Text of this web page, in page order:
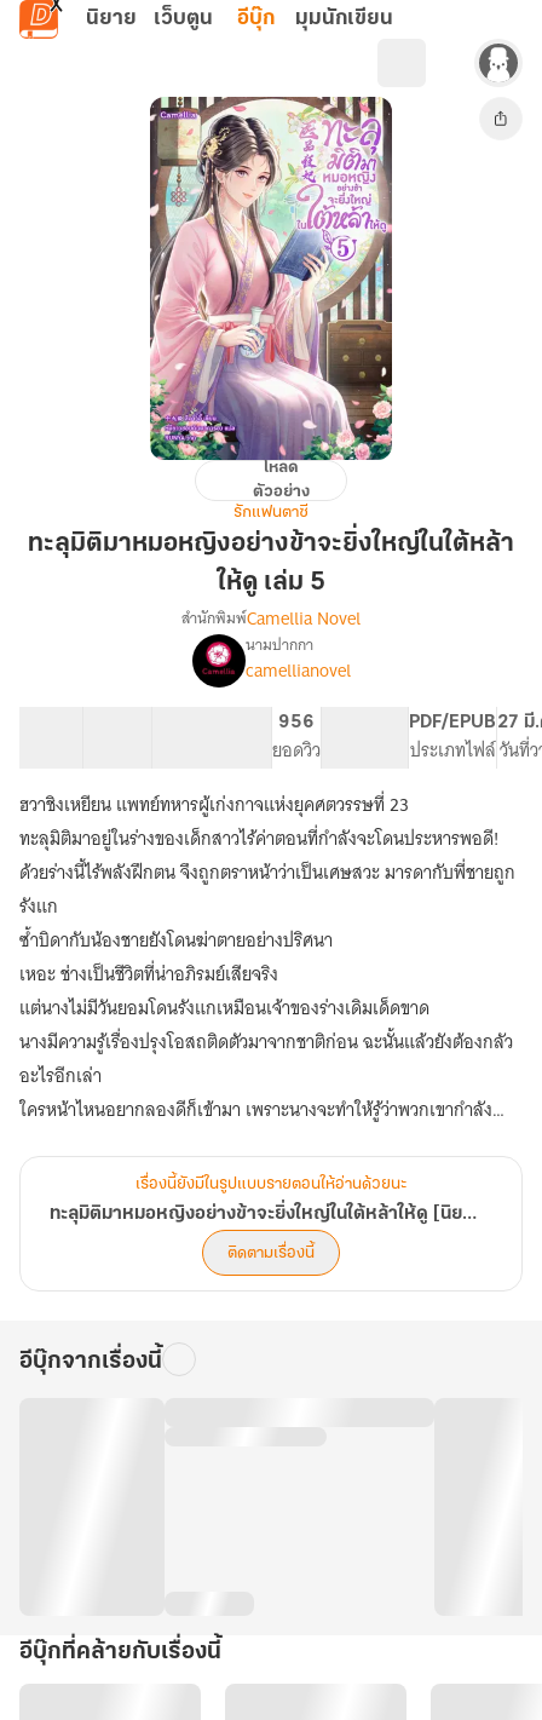
ข้ามไปยังเนื้อหาหลัก
นิยาย เว็บตูน อีบุ๊ก มุมนักเขียน
มา
อย่าง
ยิ่ง
ใน
ใต้
ให้
ดู
5
โหลด
ตัวอย่าง
รักแฟนตาซี
ทะลุมิติมาหมอหญิงอย่างข้าจะยิ่งใหญ่ในใต้หล้า
ให้ดู เล่ม 5
เรื่อง
ทะลุ
มิติ
มา
หมอ
หญิง
อย่าง
ข้า
จะ
ยิ่ง
ใต้
หล้า
ให้
ดู
[นิยาย
สำนักพิมพ์Camellia Novel
นามปากกา
camellianovel
956
ยอดวิว
PDF/EPUB
ประเภทไฟล์
27 มี
วันที่
ฮวาชิงเหยียน แพทย์ทหารผู้เก่งกาจแห่งยุคศตวรรษที่ 23
ทะลุมิติมาอยู่ในร่างของเด็กสาวไร้ค่าตอนที่กำลังจะโดนประหารพอดี!
ด้วยร่างนี้ไร้พลังฝึกตน จึงถูกตราหน้าว่าเป็นเศษสวะ มารดากับพี่ชายถูก
รังแก
ซ้ำบิดากับน้องชายยังโดนฆ่าตายอย่างปริศนา
เหอะ ช่างเป็นชีวิตที่น่าอภิรมย์เสียจริง
แต่นางไม่มีวันยอมโดนรังแกเหมือนเจ้าของร่างเดิมเด็ดขาด
นางมีความรู้เรื่องปรุงโอสถติดตัวมาจากชาติก่อน ฉะนั้นแล้วยังต้องกลัว
อะไรอีกเล่า
ใครหน้าไหนอยากลองดีก็เข้ามา เพราะนางจะทำให้รู้ว่าพวกเขากำลัง
เรื่องนี้ยังมีในรูปแบบรายตอนให้อ่านด้วยนะ
ทะลุมิติมาหมอหญิงอย่างข้าจะยิ่งใหญ่ในใต้หล้าให้ดู [นิยายแปล]
ติดตามเรื่องนี้
อีบุ๊กจากเรื่องนี้
อีบุ๊กที่คล้ายกับเรื่องนี้